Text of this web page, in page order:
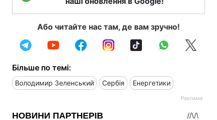
Або читайте нас там, де вам зручно!
Більше по темі:
Володимир Зеленський Сербія Енергетики